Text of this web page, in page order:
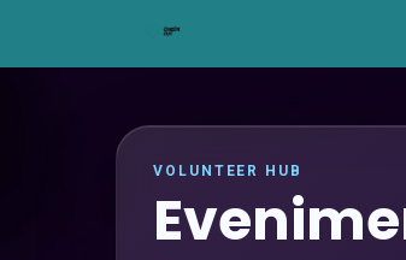
VOLUNTEER HUB